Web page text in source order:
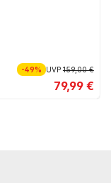
-49% UVP159,00 €
79,99 €